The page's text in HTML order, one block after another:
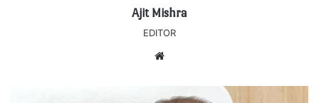
Ajit Mishra
EDITOR